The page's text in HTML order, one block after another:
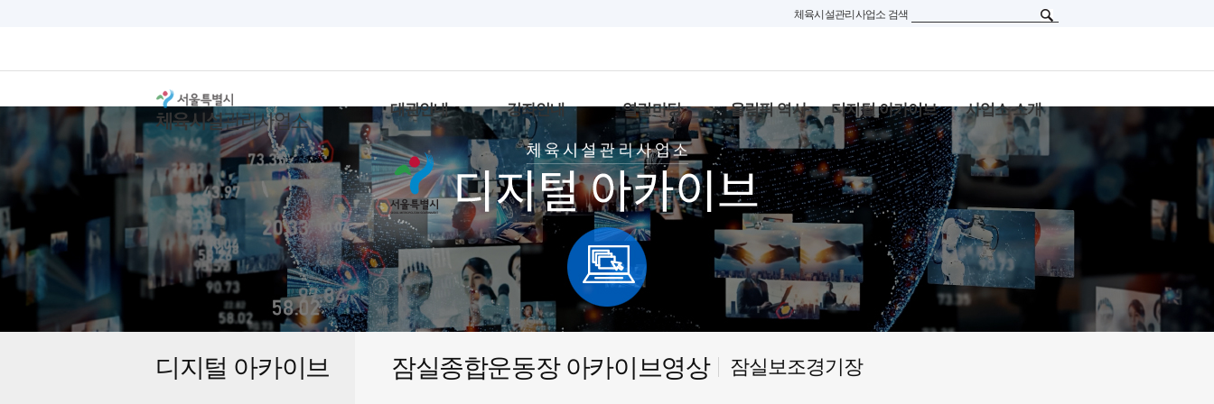
체육시설관리사업소 검색
대관안내 강좌안내 열린마당 올림픽 역사 디지털 아카이브 사업소 소개
디지털 아카이브 잠실종합운동장 아카이브영상 잠실보조경기장